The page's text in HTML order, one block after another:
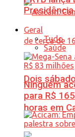
Dois
horas em
Geral
Tudo
Saúde
Ninguém
para R$